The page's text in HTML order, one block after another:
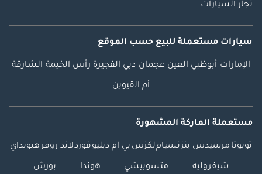
تجار السيارات
سيارات مستعملة للبيع حسب الموقع
الإمارات أبوظبي العين عجمان دبي الفجيرة رأس الخيمة الشارقة
أم القيوين
مستعملة الماركة المشهورة
تويوتا مرسيدس بنزنسياملكزس بي ام دبليوفوردلاند روفرهيونداي
شيفروليه متسوبيشي هوندا بورش